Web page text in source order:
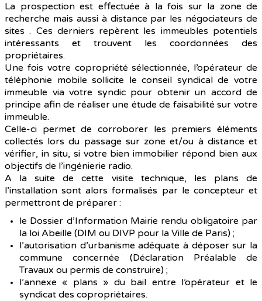
La prospection est effectuée à la fois sur la zone de
recherche mais aussi à distance par les négociateurs de
sites . Ces derniers repèrent les immeubles potentiels
intéressants et trouvent les coordonnées des
propriétaires.
Une fois votre copropriété sélectionnée, l’opérateur de
téléphonie mobile sollicite le conseil syndical de votre
immeuble via votre syndic pour obtenir un accord de
principe afin de réaliser une étude de faisabilité sur votre
immeuble.
Celle-ci permet de corroborer les premiers éléments
collectés lors du passage sur zone et/ou à distance et
vérifier, in situ, si votre bien immobilier répond bien aux
objectifs de l’ingénierie radio.
A la suite de cette visite technique, les plans de
l’installation sont alors formalisés par le concepteur et
permettront de préparer :
le Dossier d’Information Mairie rendu obligatoire par
la loi Abeille (DIM ou DIVP pour la Ville de Paris) ;
l’autorisation d’urbanisme adéquate à déposer sur la
commune concernée (Déclaration Préalable de
Travaux ou permis de construire) ;
l’annexe « plans » du bail entre l’opérateur et le
syndicat des copropriétaires.